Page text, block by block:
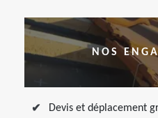
NOS
Devis et déplacement